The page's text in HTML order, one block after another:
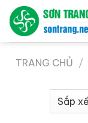
qua
TRANG CHỦ /